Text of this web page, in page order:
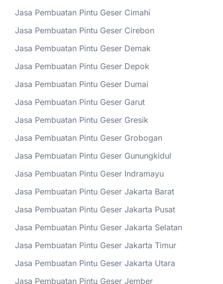
Jasa Pembuatan Pintu Geser Cimahi
Jasa Pembuatan Pintu Geser Cirebon
Jasa Pembuatan Pintu Geser Demak
Jasa Pembuatan Pintu Geser Depok
Jasa Pembuatan Pintu Geser Dumai
Jasa Pembuatan Pintu Geser Garut
Jasa Pembuatan Pintu Geser Gresik
Jasa Pembuatan Pintu Geser Grobogan
Jasa Pembuatan Pintu Geser Gunungkidul
Jasa Pembuatan Pintu Geser Indramayu
Jasa Pembuatan Pintu Geser Jakarta Barat
Jasa Pembuatan Pintu Geser Jakarta Pusat
Jasa Pembuatan Pintu Geser Jakarta Selatan
Jasa Pembuatan Pintu Geser Jakarta Timur
Jasa Pembuatan Pintu Geser Jakarta Utara
Jasa Pembuatan Pintu Geser Jember